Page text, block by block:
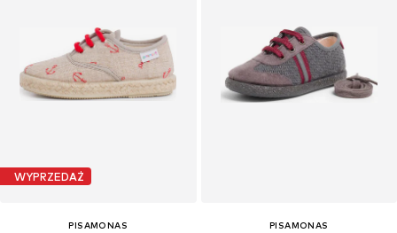
WYPRZEDAŻ
PISAMONAS
PISAMONAS